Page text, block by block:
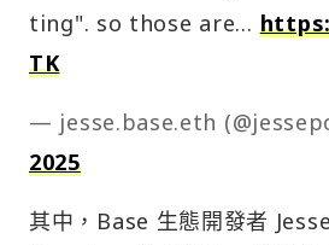
ting". so those are…
TK
— jesse.base.eth
2025
其中，Base 生態開發者